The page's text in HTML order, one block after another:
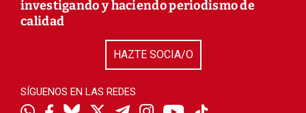
investigando y haciendo periodismo de
calidad
HAZTE SOCIA/O
SÍGUENOS EN LAS REDES